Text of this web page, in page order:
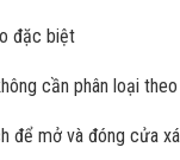
đặc biệt
cần phân loại
để mở và đóng cửa